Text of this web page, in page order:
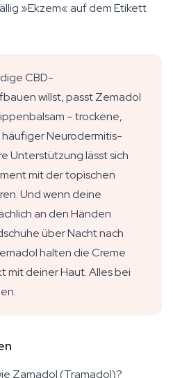
»Ekzem« auf dem Etikett
CBD-
willst, passt Zemadol
– trockene,
häufiger Neurodermitis-
Unterstützung lässt sich
mit der topischen
Und wenn deine
an den Händen
über Nacht nach
halten die Creme
mit deiner Haut. Alles bei
Zamadol (Tramadol)?